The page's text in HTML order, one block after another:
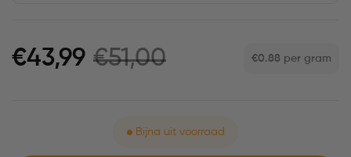
€43,99 €51,00 €0.88 per gram
Bijna uit voorraad